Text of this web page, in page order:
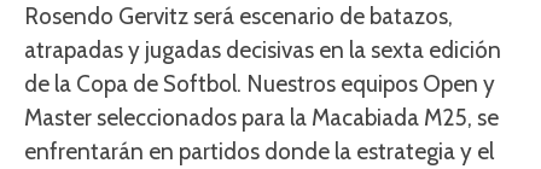
Rosendo Gervitz será escenario de batazos,
atrapadas y jugadas decisivas en la sexta edición
de la Copa de Softbol. Nuestros equipos Open y
Master seleccionados para la Macabiada M25, se
enfrentarán en partidos donde la estrategia y el